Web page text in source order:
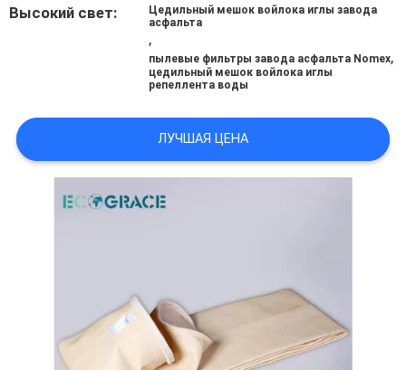
КАРТА
POLICY
Высокий свет:
Цедильный мешок войлока иглы завода
асфальта
,
пылевые фильтры завода асфальта Nomex,
цедильный мешок войлока иглы
репеллента воды
ЛУЧШАЯ ЦЕНА